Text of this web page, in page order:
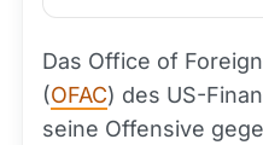
Das Office of
(OFAC) des US-
seine Offensive